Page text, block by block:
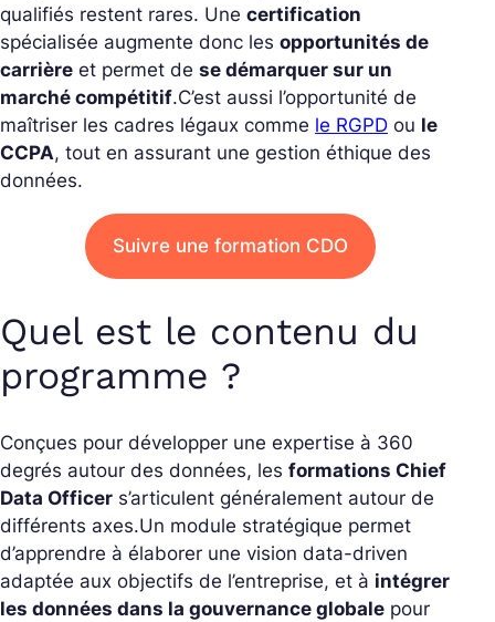
qualifiés restent rares. Une certification
spécialisée augmente donc les opportunités de
carrière et permet de se démarquer sur un
marché compétitif.C’est aussi l’opportunité de
maîtriser les cadres légaux comme le RGPD ou le
CCPA, tout en assurant une gestion éthique des
données.
Suivre une formation CDO
Quel est le contenu du
programme ?
Conçues pour développer une expertise à 360
degrés autour des données, les formations Chief
Data Officer s’articulent généralement autour de
différents axes.Un module stratégique permet
d’apprendre à élaborer une vision data-driven
adaptée aux objectifs de l’entreprise, et à intégrer
les données dans la gouvernance globale pour